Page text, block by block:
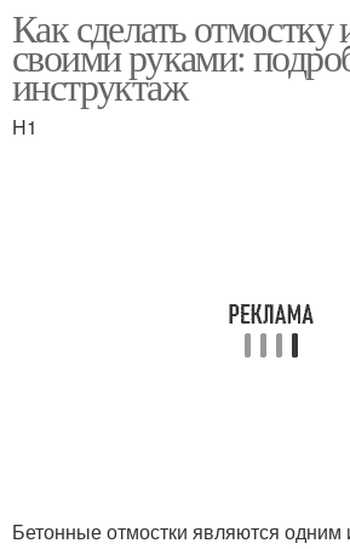
Бетонная отмостка
Как сделать отмостку
своими руками:
инструктаж
H1
Бетонные отмостки являются одним